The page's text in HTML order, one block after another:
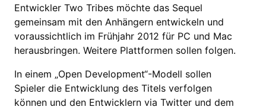
Entwickler Two Tribes möchte das Sequel
gemeinsam mit den Anhängern entwickeln und
voraussichtlich im Frühjahr 2012 für PC und Mac
herausbringen. Weitere Plattformen sollen folgen.
In einem „Open Development“-Modell sollen
Spieler die Entwicklung des Titels verfolgen
können und den Entwicklern via Twitter und dem